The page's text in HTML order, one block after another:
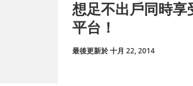
想足不出戶同時
平台！
最後更新於 十月 22, 2014